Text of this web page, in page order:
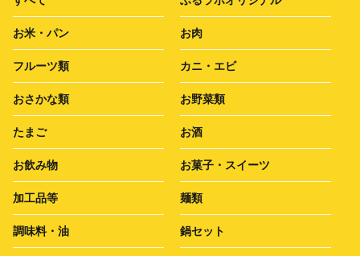
お米・パン お肉
フルーツ類 カニ・エビ
おさかな類 お野菜類
たまご お酒
お飲み物 お菓子・スイーツ
加工品等 麺類
調味料・油 鍋セット